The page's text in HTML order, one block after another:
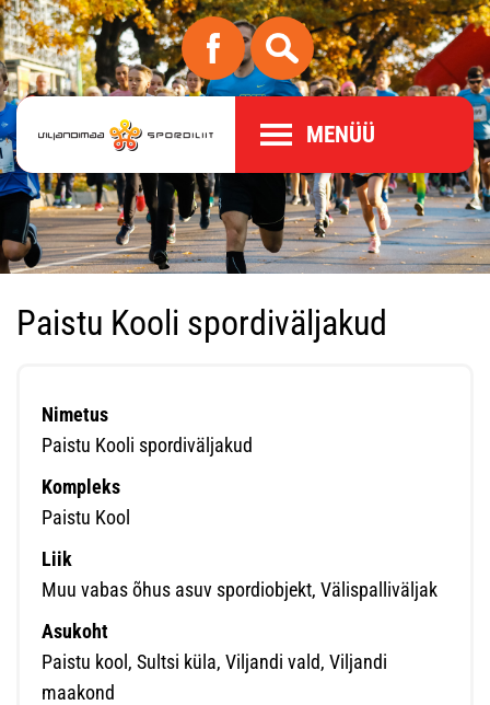
MENÜÜ
Paistu Kooli spordiväljakud
Nimetus
Paistu Kooli spordiväljakud
Kompleks
Paistu Kool
Liik
Muu vabas õhus asuv spordiobjekt, Välispalliväljak
Asukoht
Paistu kool, Sultsi küla, Viljandi vald, Viljandi
maakond